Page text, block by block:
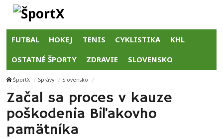
FUTBAL HOKEJ TENIS CYKLISTIKA KHL
OSTATNÉ ŠPORTY ZDRAVIE SLOVENSKO
ŠportX Správy Slovensko
Začal sa proces v kauze
poškodenia Biľakovho
pamätníka